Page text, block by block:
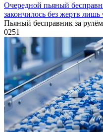
Очередной пьяный
закончилось без жертв лишь
Пьяный бесправник за
0251